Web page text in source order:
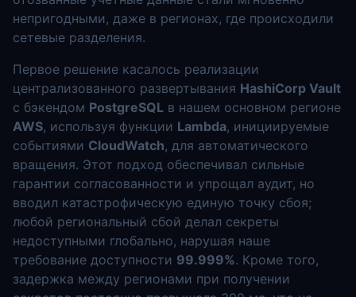
непригодными, даже в регионах, где происходили
сетевые разделения.
Первое решение касалось реализации
централизованного развертывания HashiCorp Vault
с бэкендом PostgreSQL в нашем основном регионе
AWS, используя функции Lambda, инициируемые
событиями CloudWatch, для автоматического
вращения. Этот подход обеспечивал сильные
гарантии согласованности и упрощал аудит, но
вводил катастрофическую единую точку сбоя;
любой региональный сбой делал секреты
недоступными глобально, нарушая наше
требование доступности 99.999%. Кроме того,
задержка между регионами при получении